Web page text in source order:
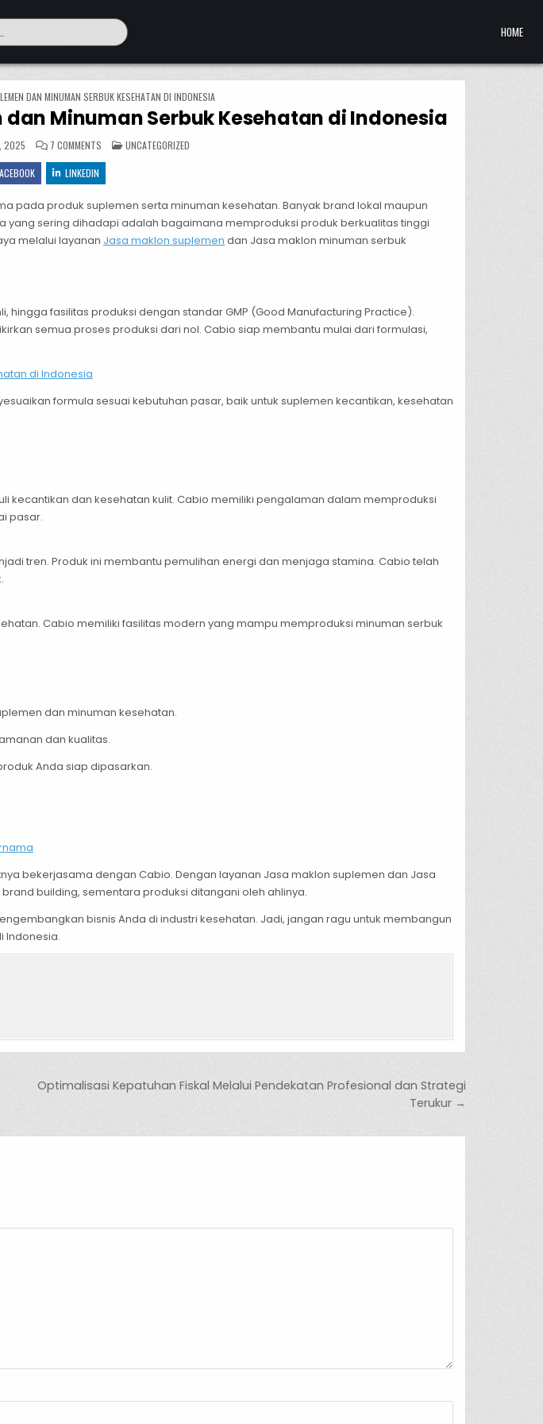
HOME
DAN MINUMAN SERBUK KESEHATAN DI INDONESIA
Minuman Serbuk Kesehatan di Indonesia
2025 7 COMMENTS ON CABIO: SOLUSI TERBAIK JASA MAKLON SUPLEMEN DAN MINUMAN SERBUK KESEHATAN DI INDONESIA
POSTED IN
UNCATEGORIZED
LINKEDIN
pada produk suplemen serta minuman kesehatan. Banyak brand lokal maupun
yang sering dihadapi adalah bagaimana memproduksi produk berkualitas tinggi
melalui layanan Jasa maklon suplemen dan Jasa maklon minuman serbuk
fasilitas produksi dengan standar GMP (Good Manufacturing Practice).
semua proses produksi dari nol. Cabio siap membantu mulai dari formulasi,
di Indonesia
formula sesuai kebutuhan pasar, baik untuk suplemen kecantikan, kesehatan
kecantikan dan kesehatan kulit. Cabio memiliki pengalaman dalam memproduksi
pasar.
tren. Produk ini membantu pemulihan energi dan menjaga stamina. Cabio telah
Cabio memiliki fasilitas modern yang mampu memproduksi minuman serbuk
dan minuman kesehatan.
dan kualitas.
Anda siap dipasarkan.
bekerjasama dengan Cabio. Dengan layanan Jasa maklon suplemen dan Jasa
building, sementara produksi ditangani oleh ahlinya.
bisnis Anda di industri kesehatan. Jadi, jangan ragu untuk membangun
Indonesia.
Optimalisasi Kepatuhan Fiskal Melalui Pendekatan Profesional dan Strategi
Terukur →